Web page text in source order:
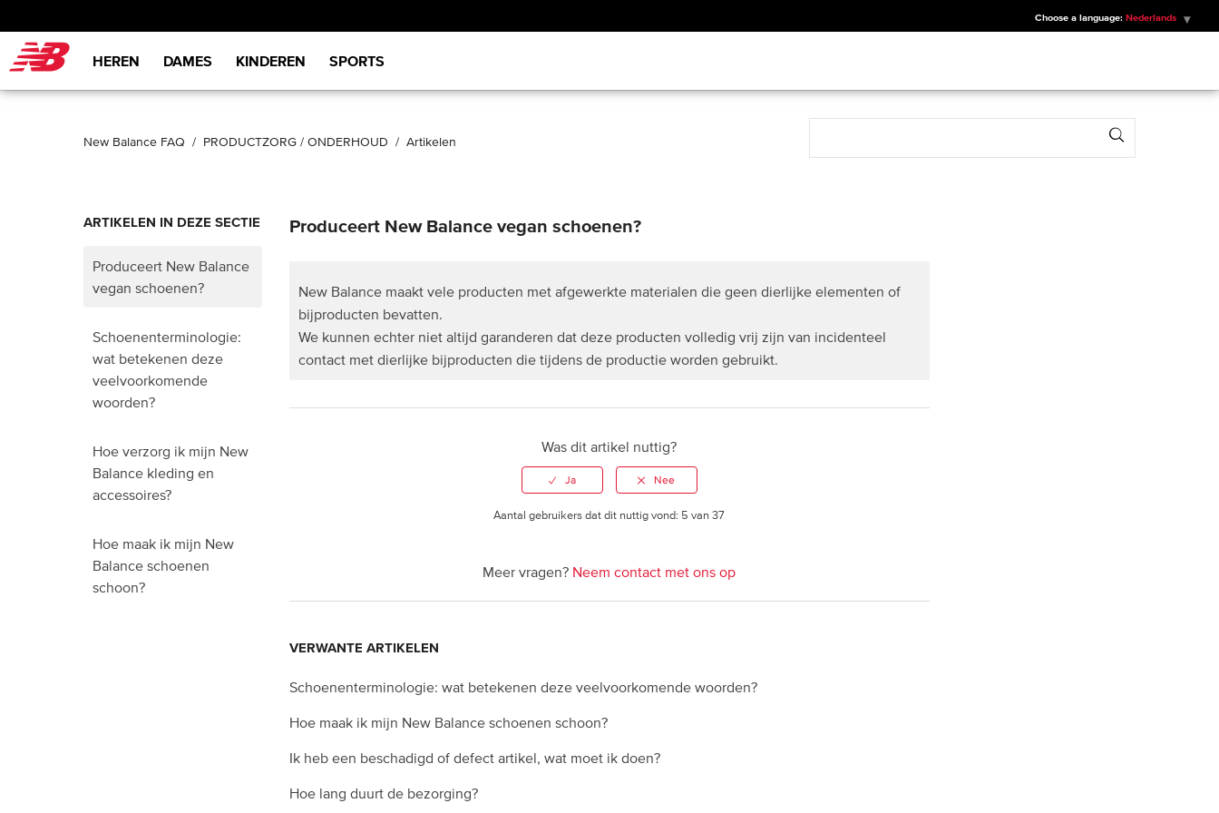
Choose a language: Nederlands
New Balance
HEREN DAMES KINDEREN SPORTS
New Balance FAQ PRODUCTZORG / ONDERHOUD Artikelen
ARTIKELEN IN DEZE SECTIE
Produceert New Balance
vegan schoenen?
Schoenenterminologie:
wat betekenen deze
veelvoorkomende
woorden?
Hoe verzorg ik mijn New
Balance kleding en
accessoires?
Hoe maak ik mijn New
Balance schoenen
schoon?
Produceert New Balance vegan schoenen?
New Balance maakt vele producten met afgewerkte materialen die geen dierlijke elementen of
bijproducten bevatten.
We kunnen echter niet altijd garanderen dat deze producten volledig vrij zijn van incidenteel
contact met dierlijke bijproducten die tijdens de productie worden gebruikt.
Was dit artikel nuttig?
Aantal gebruikers dat dit nuttig vond: 5 van 37
Meer vragen? Neem contact met ons op
VERWANTE ARTIKELEN
Schoenenterminologie: wat betekenen deze veelvoorkomende woorden?
Hoe maak ik mijn New Balance schoenen schoon?
Ik heb een beschadigd of defect artikel, wat moet ik doen?
Hoe lang duurt de bezorging?